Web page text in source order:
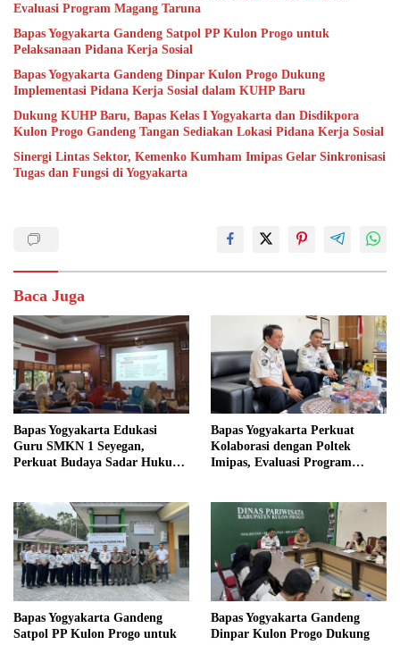
Evaluasi Program Magang Taruna
Bapas Yogyakarta Gandeng Satpol PP Kulon Progo untuk
Pelaksanaan Pidana Kerja Sosial
Bapas Yogyakarta Gandeng Dinpar Kulon Progo Dukung
Implementasi Pidana Kerja Sosial dalam KUHP Baru
Dukung KUHP Baru, Bapas Kelas I Yogyakarta dan Disdikpora
Kulon Progo Gandeng Tangan Sediakan Lokasi Pidana Kerja Sosial
Sinergi Lintas Sektor, Kemenko Kumham Imipas Gelar Sinkronisasi
Tugas dan Fungsi di Yogyakarta
Baca Juga
Bapas Yogyakarta Edukasi
Guru SMKN 1 Seyegan,
Perkuat Budaya Sadar Hukum
Bapas Yogyakarta Perkuat
Kolaborasi dengan Poltek
Imipas, Evaluasi Program
Bapas Yogyakarta Gandeng
Satpol PP Kulon Progo untuk
Bapas Yogyakarta Gandeng
Dinpar Kulon Progo Dukung